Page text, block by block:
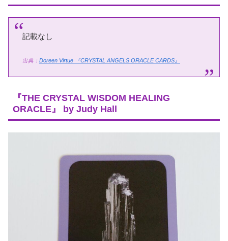
記載なし
出典： Doreen Virtue 『CRYSTAL ANGELS ORACLE CARDS』
『THE CRYSTAL WISDOM HEALING
ORACLE』 by Judy Hall